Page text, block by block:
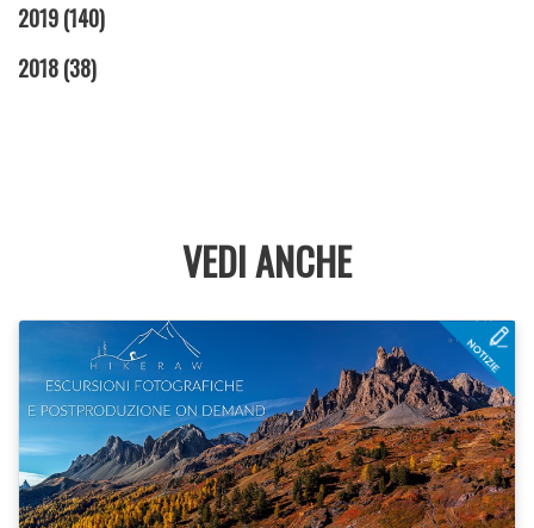
2019(140)
2018(38)
VEDI ANCHE